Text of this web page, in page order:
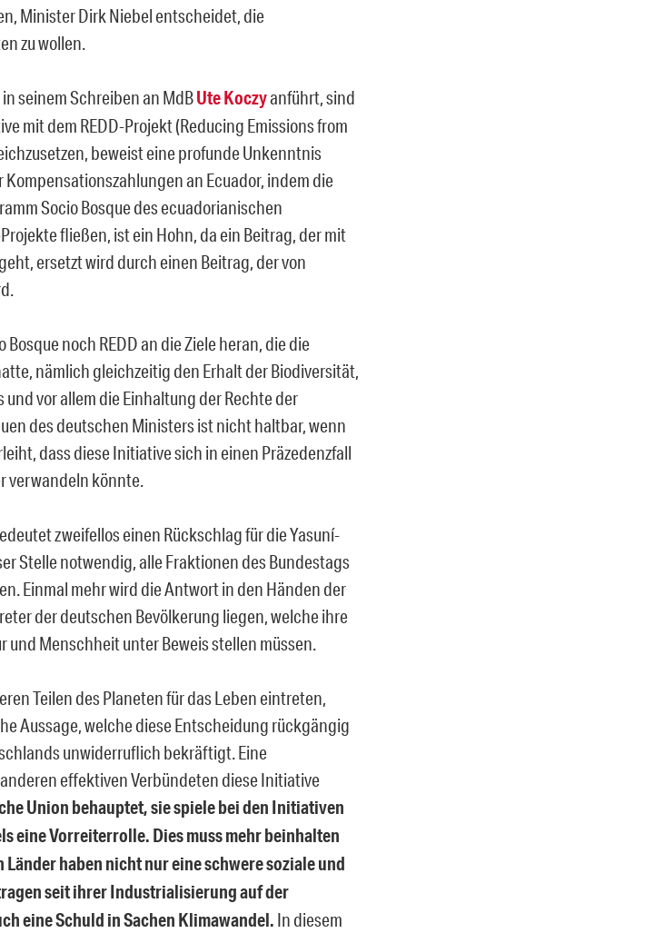
Minister Dirk Niebel entscheidet, die
zu wollen.
seinem Schreiben an MdBUte Koczyanführt, sind
mit dem REDD-Projekt (Reducing Emissions from
beweist eine profunde Unkenntnis
an Ecuador, indem die
Socio Bosque des ecuadorianischen
fließen, ist ein Hohn, da ein Beitrag, der mit
ersetzt wird durch einen Beitrag, der von
noch REDD an die Ziele heran, die die
nämlich gleichzeitig den Erhalt der Biodiversität,
vor allem die Einhaltung der Rechte der
des deutschen Ministers ist nicht haltbar, wenn
dass diese Initiative sich in einen Präzedenzfall
verwandeln könnte.
zweifellos einen Rückschlag für die Yasuní-
Stelle notwendig, alle Fraktionen des Bundestags
Einmal mehr wird die Antwort in den Händen der
der deutschen Bevölkerung liegen, welche ihre
Menschheit unter Beweis stellen müssen.
Teilen des Planeten für das Leben eintreten,
Aussage, welche diese Entscheidung rückgängig
unwiderruflich bekräftigt. Eine
effektiven Verbündeten diese Initiative
Union behauptet, sie spiele bei den Initiativen
eine Vorreiterrolle. Dies muss mehr beinhalten
haben nicht nur eine schwere soziale und
seit ihrer Industrialisierung auf der
eine Schuld in Sachen Klimawandel. In diesem